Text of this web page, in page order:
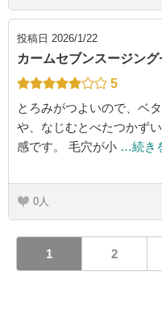
投稿日 2026/1/22
カームセブンスージング
5
とろみがつよいので、ベ
や、なじむとべたつかず
感です。 毛穴が小 …続き
0
1 2